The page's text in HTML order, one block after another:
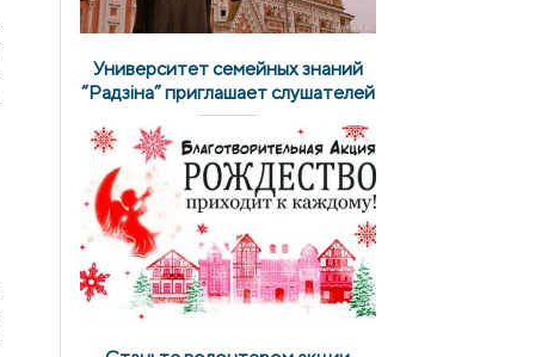
Университет семейных знаний
“Радзіна” приглашает слушателей